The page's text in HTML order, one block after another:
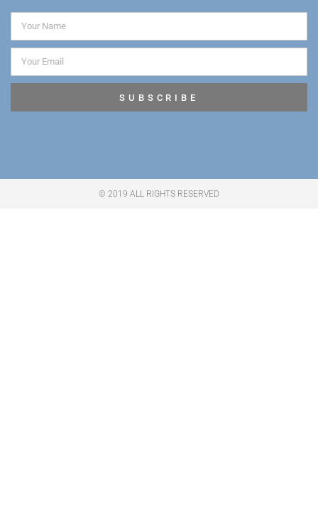
SUBSCRIBE
© 2019 ALL RIGHTS RESERVED​